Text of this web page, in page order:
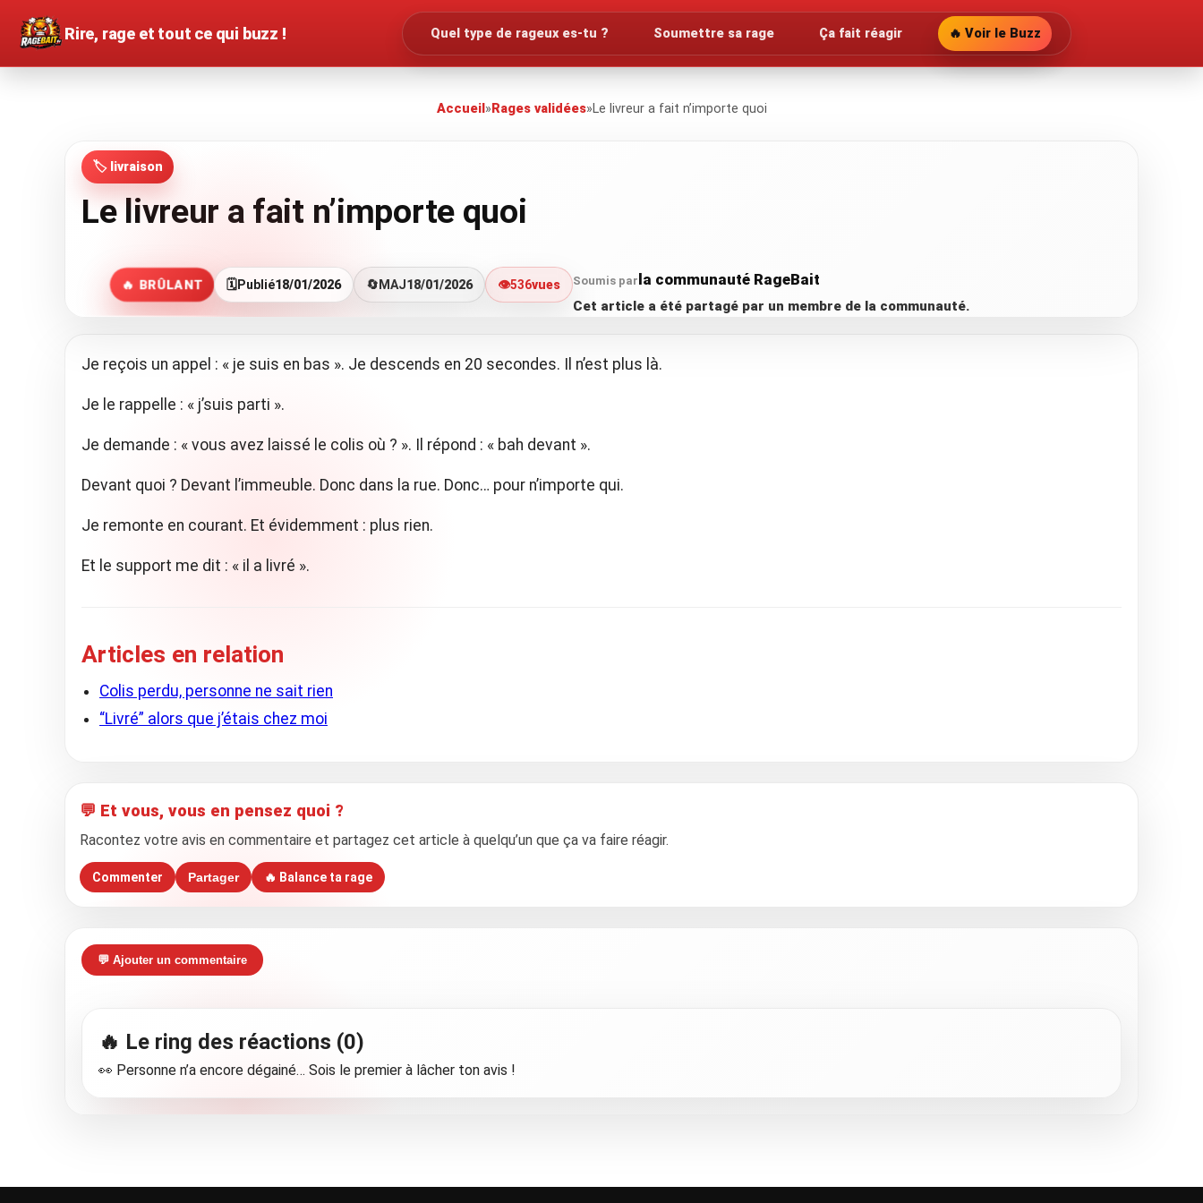
Rire, rage et tout ce qui buzz ! Quel type de rageux es-tu ? Soumettre sa rage Ça fait réagir 🔥 Voir le Buzz
Accueil » Rages validées»Le livreur a fait n’importe quoi
🏷️ livraison
Le livreur a fait n’importe quoi
🔥 BRÛLANT 🗓️ Publié18/01/2026 🔄 MAJ18/01/2026 👁️536vues Soumis par la communauté RageBait
Cet article a été partagé par un membre de la communauté.
Je reçois un appel : « je suis en bas ». Je descends en 20 secondes. Il n’est plus là.
Je le rappelle : « j’suis parti ».
Je demande : « vous avez laissé le colis où ? ». Il répond : « bah devant ».
Devant quoi ? Devant l’immeuble. Donc dans la rue. Donc… pour n’importe qui.
Je remonte en courant. Et évidemment : plus rien.
Et le support me dit : « il a livré ».
Articles en relation
Colis perdu, personne ne sait rien
“Livré” alors que j’étais chez moi
💬 Et vous, vous en pensez quoi ?
Racontez votre avis en commentaire et partagez cet article à quelqu’un que ça va faire réagir.
Commenter Partager 🔥 Balance ta rage
💬 Ajouter un commentaire
🔥 Le ring des réactions (0)
👀 Personne n’a encore dégainé… Sois le premier à lâcher ton avis !